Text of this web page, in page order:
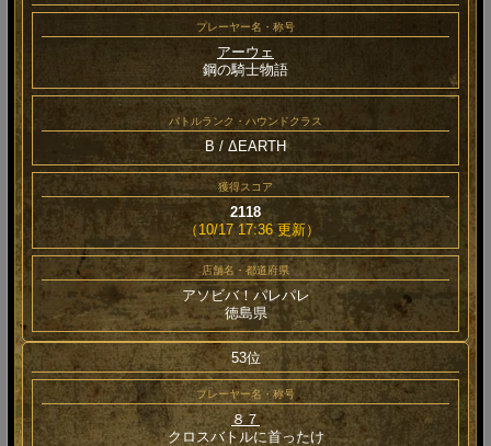
プレーヤー名・称号
アーウェ
鋼の騎士物語
バトルランク・ハウンドクラス
B / ΔEARTH
獲得スコア
2118
（10/17 17:36 更新）
店舗名・都道府県
アソビバ！パレパレ
徳島県
53位
プレーヤー名・称号
８７
クロスバトルに首ったけ